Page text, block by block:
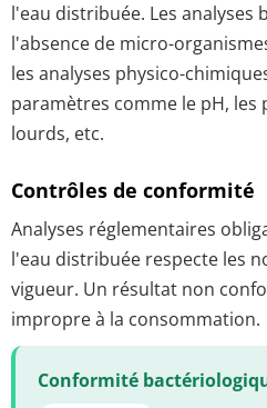
l'eau distribuée. Les
l'absence de micro-
les analyses physico-
paramètres comme le pH, les
lourds, etc.
Contrôles de conformité
Analyses réglementaires
l'eau distribuée respecte les
vigueur. Un résultat non
impropre à la consommation.
Conformité